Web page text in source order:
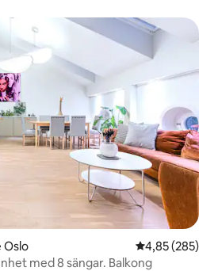
Oslo 4,85 av 5 i
4,85 (285)
med 8 sängar. Balkong